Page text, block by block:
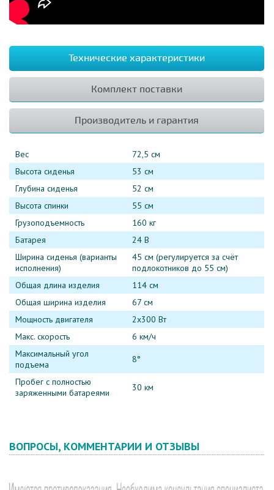
Технические характеристики
Комплект поставки
Производитель и гарантия
Вес
72,5 см
Высота сиденья
53 см
Глубина сиденья
52 см
Высота спинки
55 см
Грузоподъемность
160 кг
Батарея
24 В
Ширина сиденья (варианты
исполнения)
45 см (регулируется за счёт
подлокотников до 55 см)
Общая длина изделия
114 см
Общая ширина изделия
67 см
Мощность двигателя
2x300 Вт
Макс. скорость
6 км/ч
Максимальный угол
подъема
8°
Пробег с полностью
заряженными батареями
30 км
ВОПРОСЫ, КОММЕНТАРИИ И ОТЗЫВЫ